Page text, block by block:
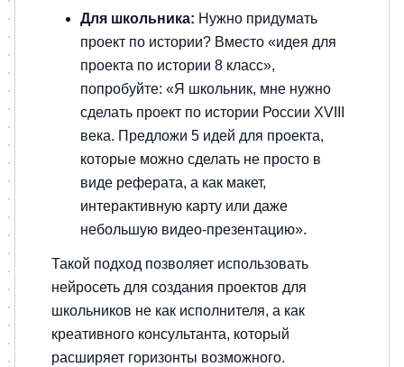
Для школьника: Нужно придумать
проект по истории? Вместо «идея для
проекта по истории 8 класс»,
попробуйте: «Я школьник, мне нужно
сделать проект по истории России XVIII
века. Предложи 5 идей для проекта,
которые можно сделать не просто в
виде реферата, а как макет,
интерактивную карту или даже
небольшую видео-презентацию».
Такой подход позволяет использовать
нейросеть для создания проектов для
школьников не как исполнителя, а как
креативного консультанта, который
расширяет горизонты возможного.